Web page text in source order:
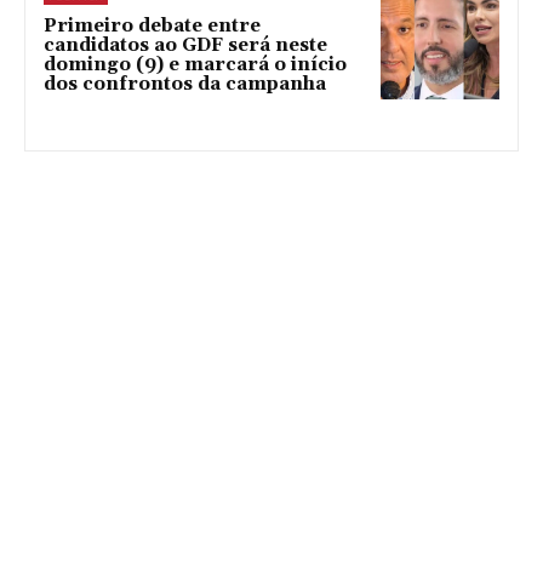
Primeiro debate entre
candidatos ao GDF será neste
domingo (9) e marcará o início
dos confrontos da campanha